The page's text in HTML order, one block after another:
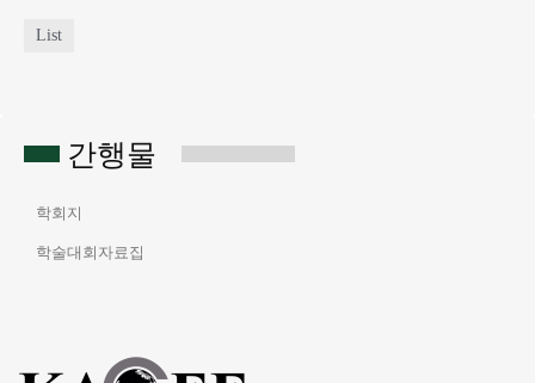
간행물
학회지
학술대회자료집
List